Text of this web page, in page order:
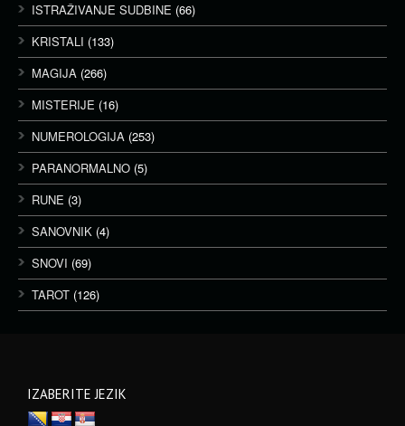
ISTRAŽIVANJE SUDBINE (66)
KRISTALI (133)
MAGIJA (266)
MISTERIJE (16)
NUMEROLOGIJA (253)
PARANORMALNO (5)
RUNE (3)
SANOVNIK (4)
SNOVI (69)
TAROT (126)
IZABERITE JEZIK